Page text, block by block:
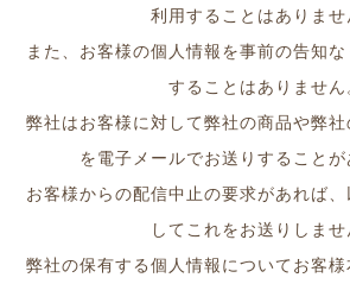
利用することはありませ
また、お客様の個人情報を事前の告知
することはありません
弊社はお客様に対して弊社の商品や弊
を電子メールでお送りすることが
お客様からの配信中止の要求があれば
してこれをお送りしませ
弊社の保有する個人情報についてお客